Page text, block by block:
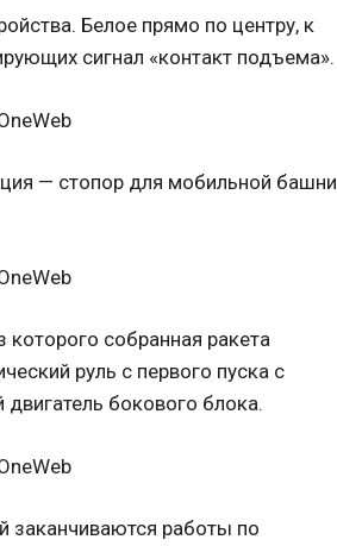
Белое прямо по центру, к
сигнал «контакт подъема».
— стопор для мобильной башни
собранная ракета
руль с первого пуска с
бокового блока.
заканчиваются работы по